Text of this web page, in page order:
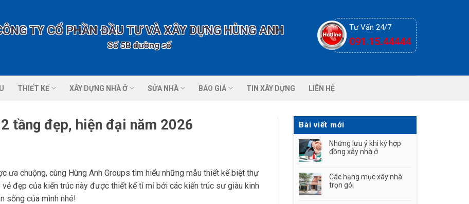
TY CỔ PHẦN ĐẦU TƯ VÀ XÂY DỰNG HÙNG ANH
Số 5B đường số 1 nhà vườn 2 KĐT
Tư Vấn 24/7
091.15.44444
THIẾT KẾ XÂY DỰNG NHÀ Ở SỬA NHÀ BÁO GIÁ TIN XÂY DỰNG LIÊN HỆ
tầng đẹp, hiện đại năm 2026
ưa chuộng, cùng Hùng Anh Groups tìm hiểu những mẫu thiết kế biệt thự
đẹp của kiến trúc này được thiết kế tỉ mỉ bởi các kiến trúc sư giàu kinh
sống của mình nhé!
Bài viết mới
Những lưu ý khi ký hợp
đồng xây nhà ở
Các hạng mục xây nhà
trọn gói